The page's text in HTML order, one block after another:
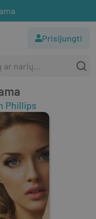
Prisijungti
Phillips